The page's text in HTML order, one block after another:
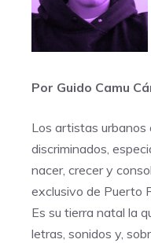
Por Guido Camu
Los artistas urbanos
discriminados,
nacer, crecer y
exclusivo de Puerto
Es su tierra natal la
letras, sonidos y,